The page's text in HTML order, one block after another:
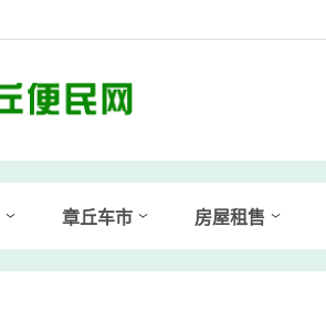
章丘车市 房屋租售